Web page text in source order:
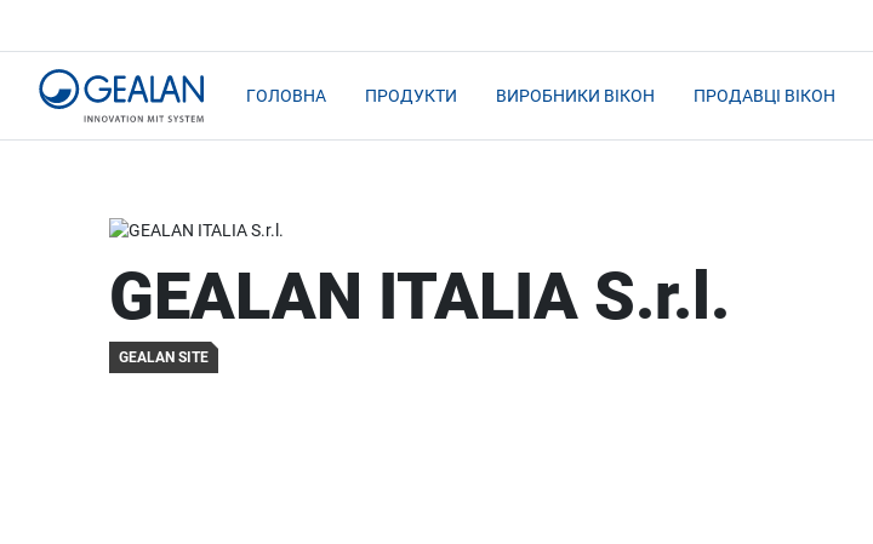
ГОЛОВНА ПРОДУКТИ ВИРОБНИКИ ВІКОН ПРОДАВЦІ ВІКОН
GEALAN ITALIA S.r.l.
GEALAN SITE